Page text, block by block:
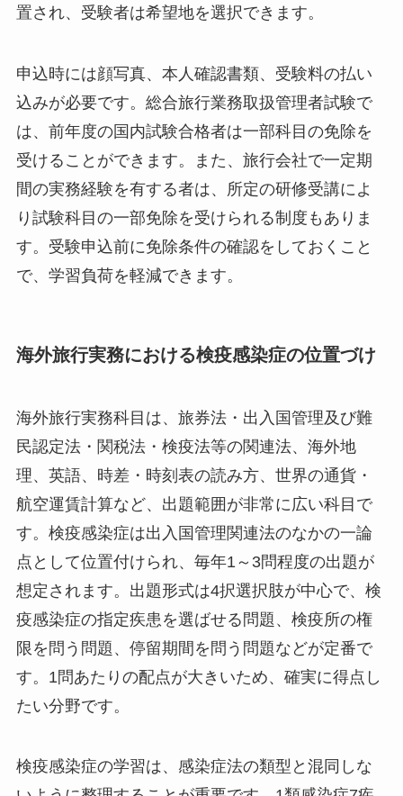
置され、受験者は希望地を選択できます。
申込時には顔写真、本人確認書類、受験料の払い
込みが必要です。総合旅行業務取扱管理者試験で
は、前年度の国内試験合格者は一部科目の免除を
受けることができます。また、旅行会社で一定期
間の実務経験を有する者は、所定の研修受講によ
り試験科目の一部免除を受けられる制度もありま
す。受験申込前に免除条件の確認をしておくこと
で、学習負荷を軽減できます。
海外旅行実務における検疫感染症の位置づけ
海外旅行実務科目は、旅券法・出入国管理及び難
民認定法・関税法・検疫法等の関連法、海外地
理、英語、時差・時刻表の読み方、世界の通貨・
航空運賃計算など、出題範囲が非常に広い科目で
す。検疫感染症は出入国管理関連法のなかの一論
点として位置付けられ、毎年1～3問程度の出題が
想定されます。出題形式は4択選択肢が中心で、検
疫感染症の指定疾患を選ばせる問題、検疫所の権
限を問う問題、停留期間を問う問題などが定番で
す。1問あたりの配点が大きいため、確実に得点し
たい分野です。
検疫感染症の学習は、感染症法の類型と混同しな